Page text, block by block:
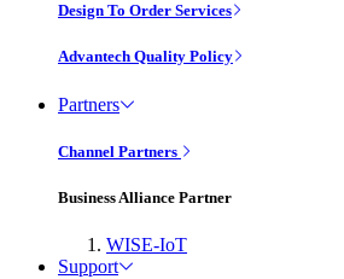
Design To Order Services
Advantech Quality Policy
Partners
Channel Partners
Business Alliance Partner
WISE-IoT
Support